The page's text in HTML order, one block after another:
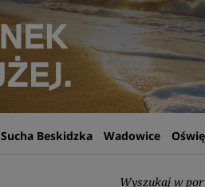
Sucha Beskidzka Wadowice